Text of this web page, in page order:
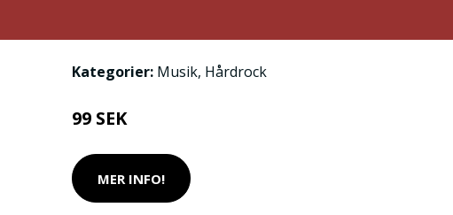
Kategorier: Musik, Hårdrock
99 SEK
MER INFO!